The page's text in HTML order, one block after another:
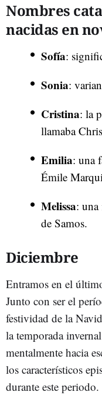
Nombres
nacidas en
Sofía:
Sonia:
Cristina: la
llamaba
Emilia: una
Émile
Melissa: una
de Samos.
Diciembre
Entramos en el
Junto con ser el
festividad de la
la temporada
mentalmente hacia
los característicos
durante este periodo.